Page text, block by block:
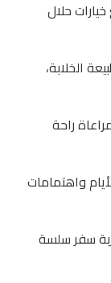
حلال
الخلابة،
راحة
واهتمامات
سفر سلسة